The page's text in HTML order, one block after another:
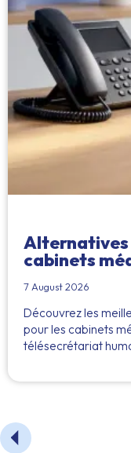
Alternatives
cabinets
7 August 2026
Découvrez les
pour les cabinets
télésecrétariat